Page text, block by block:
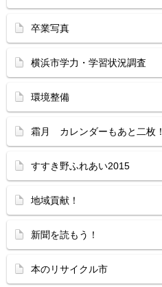
卒業写真
横浜市学力・学習状況調査
環境整備
霜月 カレンダーもあと二枚！
すすき野ふれあい2015
地域貢献！
新聞を読もう！
本のリサイクル市